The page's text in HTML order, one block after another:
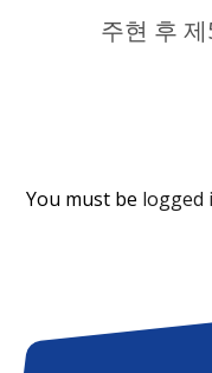
주현 후
You must be logged